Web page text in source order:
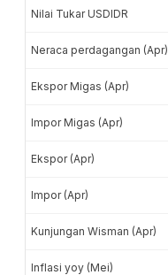
Nilai Tukar USDIDR
Neraca perdagangan (Apr)
Ekspor Migas (Apr)
Impor Migas (Apr)
Ekspor (Apr)
Impor (Apr)
Kunjungan Wisman (Apr)
Inflasi yoy (Mei)